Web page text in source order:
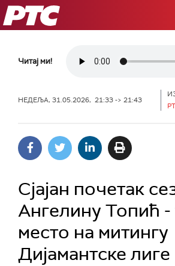
РТС
Читај ми!
НЕДЕЉА, 31.05.2026, 21:33 -> 21:43
Сјајан почетак
Ангелину Топић -
место на митингу
Дијамантске лиге